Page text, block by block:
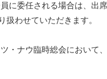
委任される場合は、出
わせていただきます。
・ナウ臨時総会において